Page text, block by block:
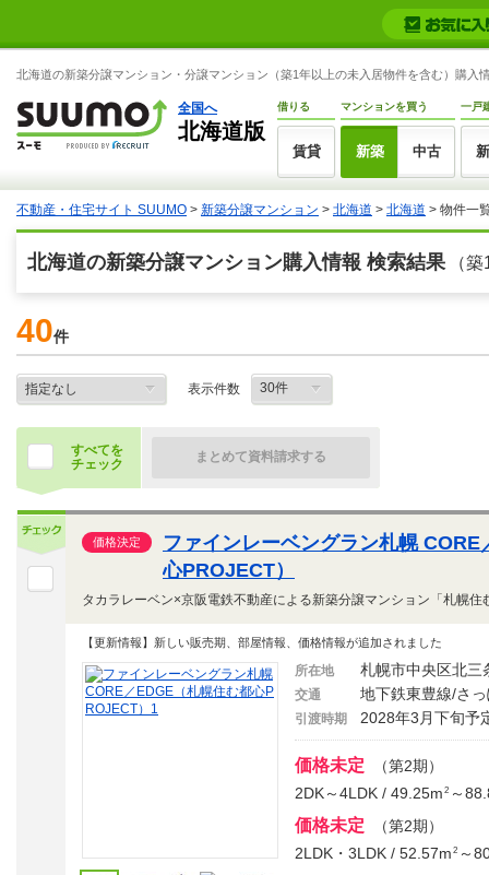
北海道の新築分譲マンション・分譲マンション（築1年以上の未入居物件を含む）購
全国へ
北海道版
借りる
賃貸
マンションを買う
新築 中古
一戸
不動産・住宅サイト SUUMO > 新築分譲マンション > 北海道 > 北海道 > 物件一
北海道の新築分譲マンション購入情報 検索結果 （
40件
表示件数
すべてを
チェック
まとめて資料請求する
価格決定
ファインレーベングラン札幌
心PROJECT）
【更新情報】新しい販売期、部屋情報、価格情報が追加されました
所在地 札幌市中央区北三
交通 地下鉄東豊線/さ
引渡時期 2028年3月下旬予
価格未定 （第2期）
2DK～4LDK / 49.25m 2 ～
価格未定 （第2期）
2LDK・3LDK / 52.57m 2 ～